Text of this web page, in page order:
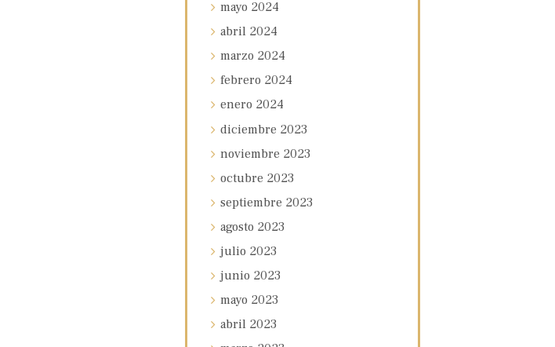
mayo 2024
abril 2024
marzo 2024
febrero 2024
enero 2024
diciembre 2023
noviembre 2023
octubre 2023
septiembre 2023
agosto 2023
julio 2023
junio 2023
mayo 2023
abril 2023